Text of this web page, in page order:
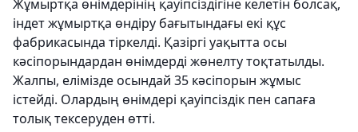
Жұмыртқа өнімдерінің қауіпсіздігіне келетін болсақ,
індет жұмыртқа өндіру бағытындағы екі құс
фабрикасында тіркелді. Қазіргі уақытта осы
кәсіпорындардан өнімдерді жөнелту тоқтатылды.
Жалпы, елімізде осындай 35 кәсіпорын жұмыс
істейді. Олардың өнімдері қауіпсіздік пен сапаға
толық тексеруден өтті.